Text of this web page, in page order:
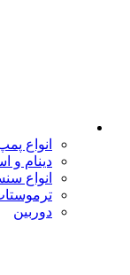
انواع
دینام و
انواع
دوربین